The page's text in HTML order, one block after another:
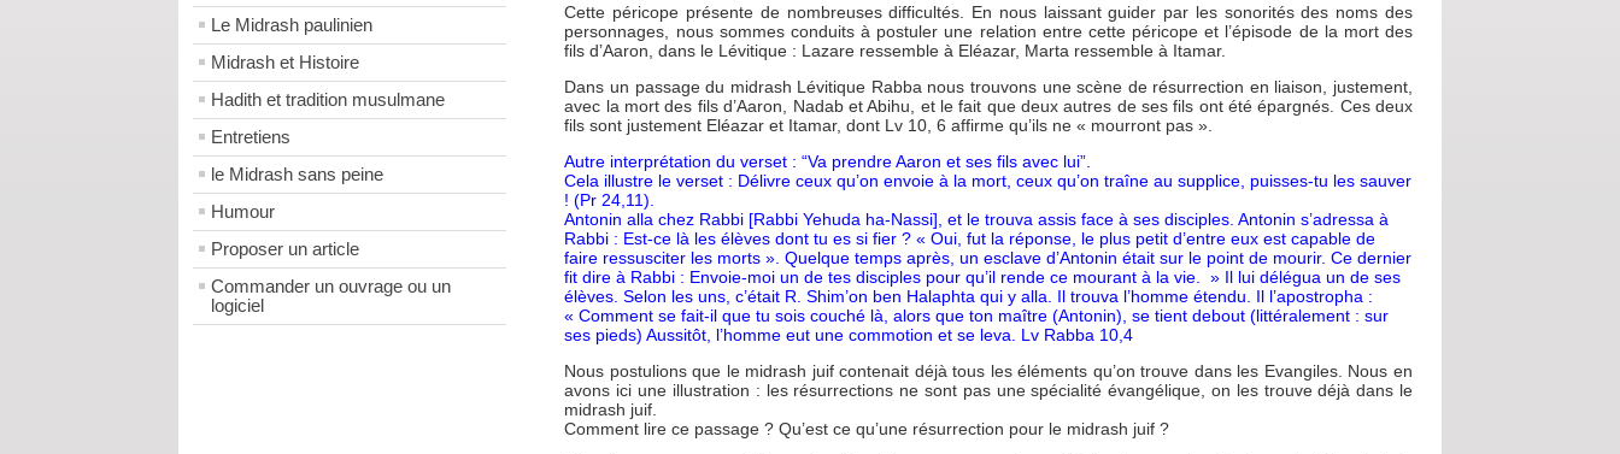
Le Midrash paulinien
Midrash et Histoire
Hadith et tradition musulmane
Entretiens
le Midrash sans peine
Humour
Proposer un article
Commander un ouvrage ou un
logiciel
Cette péricope présente de nombreuses difficultés. En nous laissant guider par les sonorités des noms des
personnages, nous sommes conduits à postuler une relation entre cette péricope et l’épisode de la mort des
fils d’Aaron, dans le Lévitique : Lazare ressemble à Eléazar, Marta ressemble à Itamar.
Dans un passage du midrash Lévitique Rabba nous trouvons une scène de résurrection en liaison, justement,
avec la mort des fils d’Aaron, Nadab et Abihu, et le fait que deux autres de ses fils ont été épargnés. Ces deux
fils sont justement Eléazar et Itamar, dont Lv 10, 6 affirme qu’ils ne « mourront pas ».
Autre interprétation du verset : “Va prendre Aaron et ses fils avec lui”.
Cela illustre le verset : Délivre ceux qu’on envoie à la mort, ceux qu’on traîne au supplice, puisses-tu les sauver
! (Pr 24,11).
Antonin alla chez Rabbi [Rabbi Yehuda ha-Nassi], et le trouva assis face à ses disciples. Antonin s’adressa à
Rabbi : Est-ce là les élèves dont tu es si fier ? « Oui, fut la réponse, le plus petit d’entre eux est capable de
faire ressusciter les morts ». Quelque temps après, un esclave d’Antonin était sur le point de mourir. Ce dernier
fit dire à Rabbi : Envoie-moi un de tes disciples pour qu’il rende ce mourant à la vie. » Il lui délégua un de ses
élèves. Selon les uns, c’était R. Shim’on ben Halaphta qui y alla. Il trouva l’homme étendu. Il l’apostropha :
« Comment se fait-il que tu sois couché là, alors que ton maître (Antonin), se tient debout (littéralement : sur
ses pieds) Aussitôt, l’homme eut une commotion et se leva. Lv Rabba 10,4
Nous postulions que le midrash juif contenait déjà tous les éléments qu’on trouve dans les Evangiles. Nous en
avons ici une illustration : les résurrections ne sont pas une spécialité évangélique, on les trouve déjà dans le
midrash juif.
Comment lire ce passage ? Qu’est ce qu’une résurrection pour le midrash juif ?